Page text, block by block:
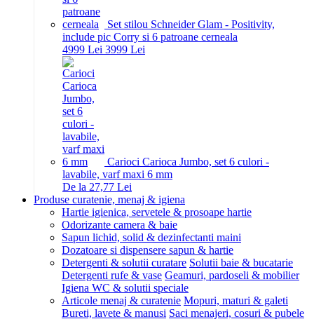
Set stilou Schneider Glam - Positivity,
include pic Corry si 6 patroane cerneala
4999 Lei 3999 Lei
Carioci Carioca Jumbo, set 6 culori -
lavabile, varf maxi 6 mm
De la 27,77 Lei
Produse curatenie, menaj & igiena
Hartie igienica, servetele & prosoape hartie
Odorizante camera & baie
Sapun lichid, solid & dezinfectanti maini
Dozatoare si dispensere sapun & hartie
Detergenti & solutii curatare Solutii baie & bucatarie
Detergenti rufe & vase Geamuri, pardoseli & mobilier
Igiena WC & solutii speciale
Articole menaj & curatenie Mopuri, maturi & galeti
Bureti, lavete & manusi Saci menajeri, cosuri & pubele